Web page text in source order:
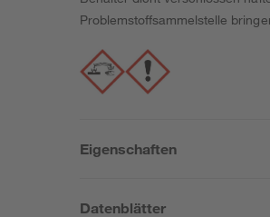
Problemstoffsammelstelle
Eigenschaften
Datenblätter